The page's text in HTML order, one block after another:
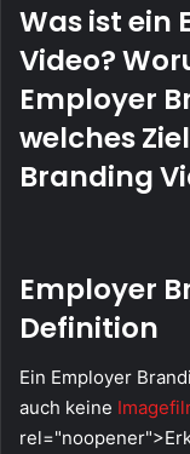
Was ist ein
Video?
Employer
welches
Branding
Employer
Definition
Ein Employer
auch keine